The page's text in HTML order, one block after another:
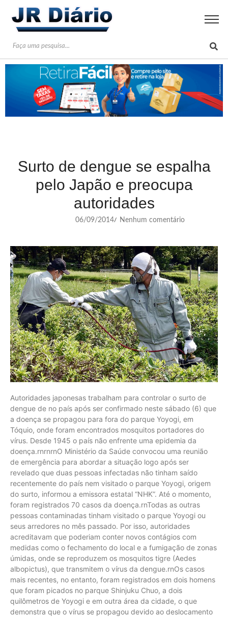
Surto de dengue se espalha
pelo Japão e preocupa
autoridades
06/09/2014/ Nenhum comentário
Autoridades japonesas trabalham para controlar o surto de
dengue de no país após ser confirmado neste sábado (6) que
a doença se propagou para fora do parque Yoyogi, em
Tóquio, onde foram encontrados mosquitos portadores do
vírus. Desde 1945 o país não enfrente uma epidemia da
doença.rnrnrnO Ministério da Saúde convocou uma reunião
de emergência para abordar a situação logo após ser
revelado que duas pessoas infectadas não tinham saído
recentemente do país nem visitado o parque Yoyogi, origem
do surto, informou a emissora estatal “NHK”. Até o momento,
foram registrados 70 casos da doença.rnTodas as outras
pessoas contaminadas tinham visitado o parque Yoyogi ou
seus arredores no mês passado. Por isso, autoridades
acreditavam que poderiam conter novos contágios com
medidas como o fechamento do local e a fumigação de zonas
úmidas, onde se reproduzem os mosquitos tigre (Aedes
albopictus), que transmitem o vírus da dengue.rnOs casos
mais recentes, no entanto, foram registrados em dois homens
que foram picados no parque Shinjuku Chuo, a dois
quilômetros de Yoyogi e em outra área da cidade, o que
demonstra que o vírus se propagou devido ao deslocamento